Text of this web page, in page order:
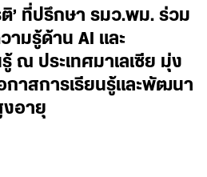
’ ที่ปรึกษา รมว.พม. ร่วม
ามรู้ด้าน AI และ
ณ ประเทศมาเลเซีย มุ่ง
อกาสการเรียนรู้และพัฒนา
อายุ